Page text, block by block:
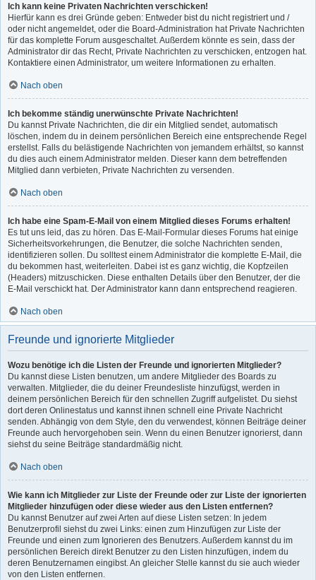
Ich kann keine Privaten Nachrichten verschicken!
Hierfür kann es drei Gründe geben: Entweder bist du nicht registriert und /
oder nicht angemeldet, oder die Board-Administration hat Private Nachrichten
für das komplette Forum ausgeschaltet. Außerdem könnte es sein, dass der
Administrator dir das Recht, Private Nachrichten zu verschicken, entzogen hat.
Kontaktiere einen Administrator, um weitere Informationen zu erhalten.
Nach oben
Ich bekomme ständig unerwünschte Private Nachrichten!
Du kannst Private Nachrichten, die dir ein Mitglied sendet, automatisch
löschen, indem du in deinem persönlichen Bereich eine entsprechende Regel
erstellst. Falls du belästigende Nachrichten von jemandem erhältst, so kannst
du dies auch einem Administrator melden. Dieser kann dem betreffenden
Mitglied dann verbieten, Private Nachrichten zu versenden.
Nach oben
Ich habe eine Spam-E-Mail von einem Mitglied dieses Forums erhalten!
Es tut uns leid, das zu hören. Das E-Mail-Formular dieses Forums hat einige
Sicherheitsvorkehrungen, die Benutzer, die solche Nachrichten senden,
identifizieren sollen. Du solltest einem Administrator die komplette E-Mail, die
du bekommen hast, weiterleiten. Dabei ist es ganz wichtig, die Kopfzeilen
(Headers) mitzuschicken. Diese enthalten Details über den Benutzer, der die
E-Mail verschickt hat. Der Administrator kann dann entsprechend reagieren.
Nach oben
Freunde und ignorierte Mitglieder
Wozu benötige ich die Listen der Freunde und ignorierten Mitglieder?
Du kannst diese Listen benutzen, um andere Mitglieder des Boards zu
verwalten. Mitglieder, die du deiner Freundesliste hinzufügst, werden in
deinem persönlichen Bereich für den schnellen Zugriff aufgelistet. Du siehst
dort deren Onlinestatus und kannst ihnen schnell eine Private Nachricht
senden. Abhängig von dem Style, den du verwendest, können Beiträge deiner
Freunde auch hervorgehoben sein. Wenn du einen Benutzer ignorierst, dann
siehst du seine Beiträge standardmäßig nicht.
Nach oben
Wie kann ich Mitglieder zur Liste der Freunde oder zur Liste der ignorierten
Mitglieder hinzufügen oder diese wieder aus den Listen entfernen?
Du kannst Benutzer auf zwei Arten auf diese Listen setzen: In jedem
Benutzerprofil siehst du zwei Links: einen zum Hinzufügen zur Liste der
Freunde und einen zum Ignorieren des Benutzers. Außerdem kannst du im
persönlichen Bereich direkt Benutzer zu den Listen hinzufügen, indem du
deren Benutzernamen eingibst. An gleicher Stelle kannst du sie auch wieder
von den Listen entfernen.